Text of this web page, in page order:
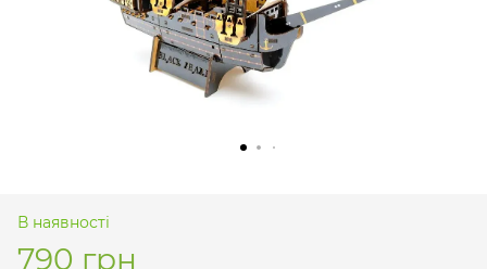
В наявності
790 грн